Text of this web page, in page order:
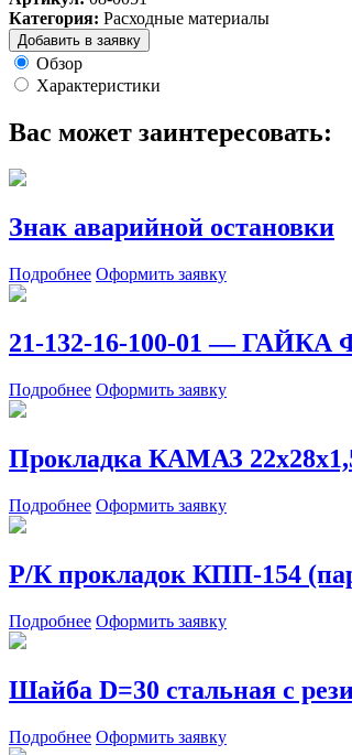
Категория: Расходные материалы
Добавить в заявку
Обзор
Характеристики
Вас может заинтересовать:
Знак аварийной остановки
Подробнее Оформить заявку
21-132-16-100-01 —
Подробнее Оформить заявку
Прокладка КАМАЗ
Подробнее Оформить заявку
Р/К прокладок КПП-154
Подробнее Оформить заявку
Шайба D=30 стальная с
Подробнее Оформить заявку